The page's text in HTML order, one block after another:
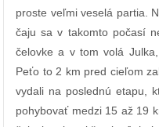
proste veľmi veselá partia.
čaju sa v takomto počasí
čelovke a v tom volá
Peťo to 2 km pred cieľom
vydali na poslednú etapu,
pohybovať medzi 15 až 19